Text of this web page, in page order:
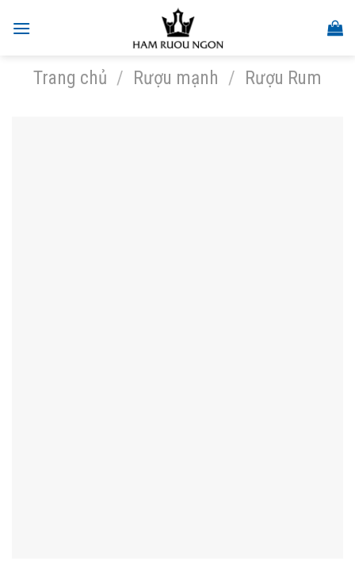
Trang chủ / Rượu mạnh / Rượu Rum